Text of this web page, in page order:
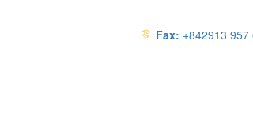
Fax: +842913 957